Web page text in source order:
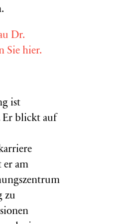
Dr.
Sie hier.
ist
Er blickt auf
er am
zu